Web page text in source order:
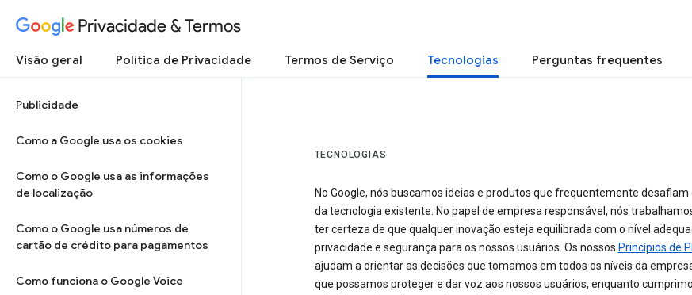
Privacidade & Termos
Visão geral Política de Privacidade Termos de Serviço Tecnologias Perguntas frequentes
Publicidade
Como a Google usa os cookies
Como o Google usa as informações
de localização
Como o Google usa números de
cartão de crédito para pagamentos
Como funciona o Google Voice
TECNOLOGIAS
No Google, nós buscamos ideias e produtos que frequentemente desafiam
da tecnologia existente. No papel de empresa responsável, nós
ter certeza de que qualquer inovação esteja equilibrada com o nível
privacidade e segurança para os nossos usuários. Os nossos Princípios de
ajudam a orientar as decisões que tomamos em todos os níveis da
que possamos proteger e dar voz aos nossos usuários, enquanto